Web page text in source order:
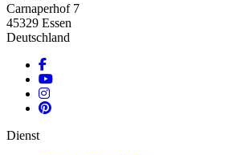
Carnaperhof 7
45329 Essen
Deutschland
Dienst